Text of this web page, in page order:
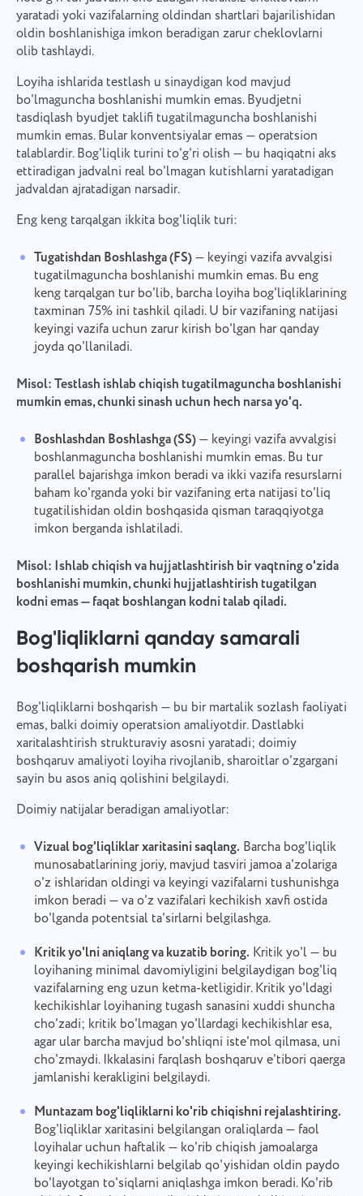
yaratadi yoki vazifalarning oldindan shartlari bajarilishidan
oldin boshlanishiga imkon beradigan zarur cheklovlarni
olib tashlaydi.
Loyiha ishlarida testlash u sinaydigan kod mavjud
bo'lmaguncha boshlanishi mumkin emas. Byudjetni
tasdiqlash byudjet taklifi tugatilmaguncha boshlanishi
mumkin emas. Bular konventsiyalar emas — operatsion
talablardir. Bog'liqlik turini to'g'ri olish — bu haqiqatni aks
ettiradigan jadvalni real bo'lmagan kutishlarni yaratadigan
jadvaldan ajratadigan narsadir.
Eng keng tarqalgan ikkita bog'liqlik turi:
Tugatishdan Boshlashga (FS)— keyingi vazifa avvalgisi
tugatilmaguncha boshlanishi mumkin emas. Bu eng
keng tarqalgan tur bo'lib, barcha loyiha bog'liqliklarining
taxminan 75% ini tashkil qiladi. U bir vazifaning natijasi
keyingi vazifa uchun zarur kirish bo'lgan har qanday
joyda qo'llaniladi.
Misol: Testlash ishlab chiqish tugatilmaguncha boshlanishi
mumkin emas, chunki sinash uchun hech narsa yo'q.
Boshlashdan Boshlashga (SS)— keyingi vazifa avvalgisi
boshlanmaguncha boshlanishi mumkin emas. Bu tur
parallel bajarishga imkon beradi va ikki vazifa resurslarni
baham ko'rganda yoki bir vazifaning erta natijasi to'liq
tugatilishidan oldin boshqasida qisman taraqqiyotga
imkon berganda ishlatiladi.
Misol: Ishlab chiqish va hujjatlashtirish bir vaqtning o'zida
boshlanishi mumkin, chunki hujjatlashtirish tugatilgan
kodni emas — faqat boshlangan kodni talab qiladi.
Bog'liqliklarni qanday samarali
boshqarish mumkin
Bog'liqliklarni boshqarish — bu bir martalik sozlash faoliyati
emas, balki doimiy operatsion amaliyotdir. Dastlabki
xaritalashtirish strukturaviy asosni yaratadi; doimiy
boshqaruv amaliyoti loyiha rivojlanib, sharoitlar o'zgargani
sayin bu asos aniq qolishini belgilaydi.
Doimiy natijalar beradigan amaliyotlar:
Vizual bog'liqliklar xaritasini saqlang. Barcha bog'liqlik
munosabatlarining joriy, mavjud tasviri jamoa a'zolariga
o'z ishlaridan oldingi va keyingi vazifalarni tushunishga
imkon beradi — va o'z vazifalari kechikish xavfi ostida
bo'lganda potentsial ta'sirlarni belgilashga.
Kritik yo'lni aniqlang va kuzatib boring. Kritik yo'l — bu
loyihaning minimal davomiyligini belgilaydigan bog'liq
vazifalarning eng uzun ketma-ketligidir. Kritik yo'ldagi
kechikishlar loyihaning tugash sanasini xuddi shuncha
cho'zadi; kritik bo'lmagan yo'llardagi kechikishlar esa,
agar ular barcha mavjud bo'shliqni iste'mol qilmasa, uni
cho'zmaydi. Ikkalasini farqlash boshqaruv e'tibori qaerga
jamlanishi kerakligini belgilaydi.
Muntazam bog'liqliklarni ko'rib chiqishni rejalashtiring.
Bog'liqliklar xaritasini belgilangan oraliqlarda — faol
loyihalar uchun haftalik — ko'rib chiqish jamoalarga
keyingi kechikishlarni belgilab qo'yishidan oldin paydo
bo'layotgan to'siqlarni aniqlashga imkon beradi. Ko'rib
Biz bilan bog'laning
Xatolik haqida xabar bering